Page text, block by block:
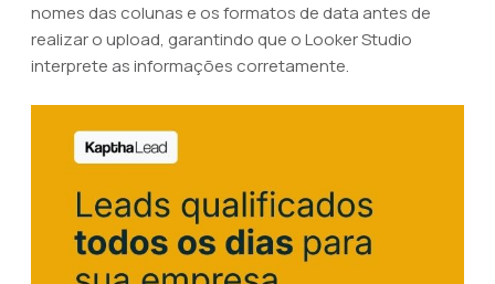
nomes das colunas e os formatos de data antes de
realizar o upload, garantindo que o Looker Studio
interprete as informações corretamente.